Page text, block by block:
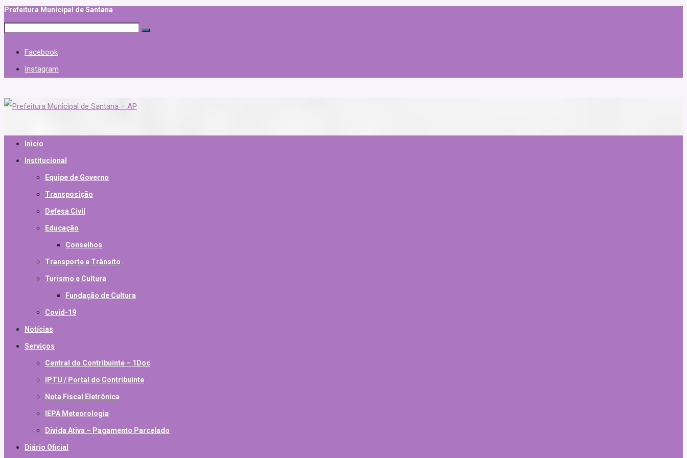
Prefeitura Municipal de Santana
Facebook
Instagram
Inicio
Institucional
Equipe de Governo
Transposição
Defesa Civil
Educação
Conselhos
Transporte e Trânsito
Turismo e Cultura
Fundação de Cultura
Covid-19
Notícias
Serviços
Central do Contribuinte – 1Doc
IPTU / Portal do Contribuinte
Nota Fiscal Eletrônica
IEPA Meteorologia
Divida Ativa – Pagamento Parcelado
Diário Oficial